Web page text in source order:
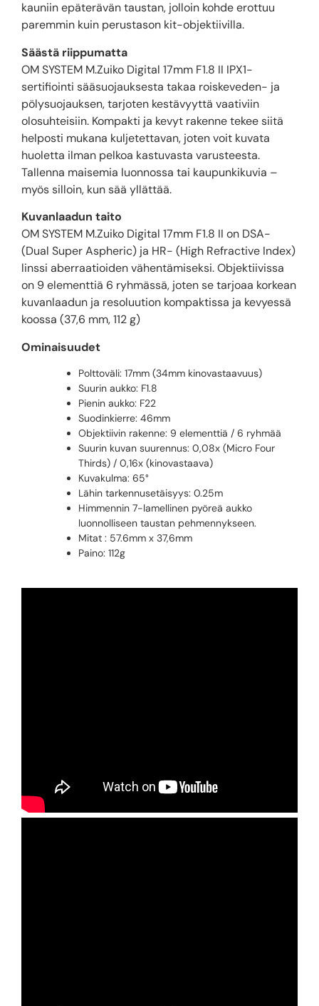
kauniin epäterävän taustan, jolloin kohde erottuu
paremmin kuin perustason kit-objektiivilla.
Säästä riippumatta
OM SYSTEM M.Zuiko Digital 17mm F1.8 II IPX1-
sertifiointi sääsuojauksesta takaa roiskeveden- ja
pölysuojauksen, tarjoten kestävyyttä vaativiin
olosuhteisiin. Kompakti ja kevyt rakenne tekee siitä
helposti mukana kuljetettavan, joten voit kuvata
huoletta ilman pelkoa kastuvasta varusteesta.
Tallenna maisemia luonnossa tai kaupunkikuvia –
myös silloin, kun sää yllättää.
Kuvanlaadun taito
OM SYSTEM M.Zuiko Digital 17mm F1.8 II on DSA-
(Dual Super Aspheric) ja HR- (High Refractive Index)
linssi aberraatioiden vähentämiseksi. Objektiivissa
on 9 elementtiä 6 ryhmässä, joten se tarjoaa korkean
kuvanlaadun ja resoluution kompaktissa ja kevyessä
koossa (37,6 mm, 112 g)
Ominaisuudet
Polttoväli: 17mm (34mm kinovastaavuus)
Suurin aukko: F1.8
Pienin aukko: F22
Suodinkierre: 46mm
Objektiivin rakenne: 9 elementtiä / 6 ryhmää
Suurin kuvan suurennus: 0,08x (Micro Four
Thirds) / 0,16x (kinovastaava)
Kuvakulma: 65°
Lähin tarkennusetäisyys: 0.25m
Himmennin 7-lamellinen pyöreä aukko
luonnolliseen taustan pehmennykseen.
Mitat : 57.6mm x 37,6mm
Paino: 112g